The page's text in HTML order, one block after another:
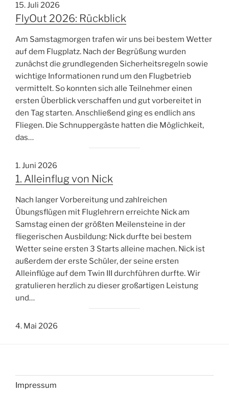
15. Juli 2026
FlyOut 2026: Rückblick
Am Samstagmorgen trafen wir uns bei bestem Wetter
auf dem Flugplatz. Nach der Begrüßung wurden
zunächst die grundlegenden Sicherheitsregeln sowie
wichtige Informationen rund um den Flugbetrieb
vermittelt. So konnten sich alle Teilnehmer einen
ersten Überblick verschaffen und gut vorbereitet in
den Tag starten. Anschließend ging es endlich ans
Fliegen. Die Schnuppergäste hatten die Möglichkeit,
das…
1. Juni 2026
1. Alleinflug von Nick
Nach langer Vorbereitung und zahlreichen
Übungsflügen mit Fluglehrern erreichte Nick am
Samstag einen der größten Meilensteine in der
fliegerischen Ausbildung: Nick durfte bei bestem
Wetter seine ersten 3 Starts alleine machen. Nick ist
außerdem der erste Schüler, der seine ersten
Alleinflüge auf dem Twin III durchführen durfte. Wir
gratulieren herzlich zu dieser großartigen Leistung
und…
4. Mai 2026
Impressum